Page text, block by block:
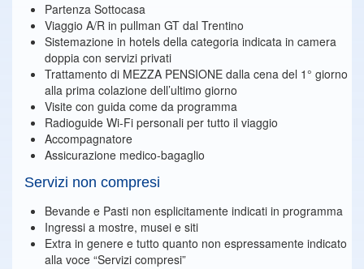
Partenza Sottocasa
Viaggio A/R in pullman GT dal Trentino
Sistemazione in hotels della categoria indicata in camera
doppia con servizi privati
Trattamento di MEZZA PENSIONE dalla cena del 1° giorno
alla prima colazione dell’ultimo giorno
Visite con guida come da programma
Radioguide Wi-Fi personali per tutto il viaggio
Accompagnatore
Assicurazione medico-bagaglio
Servizi non compresi
Bevande e Pasti non esplicitamente indicati in programma
Ingressi a mostre, musei e siti
Extra in genere e tutto quanto non espressamente indicato
alla voce “Servizi compresi”